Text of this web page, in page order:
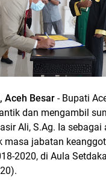
Aceh Besar - Bupati
dan mengambil
Ali, S.Ag. Ia sebagai
masa jabatan
2020, di Aula